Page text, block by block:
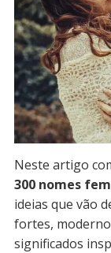
Neste artigo
300 nomes
ideias que vão
fortes,
significados